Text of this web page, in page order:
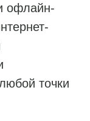
офлайн-
точки